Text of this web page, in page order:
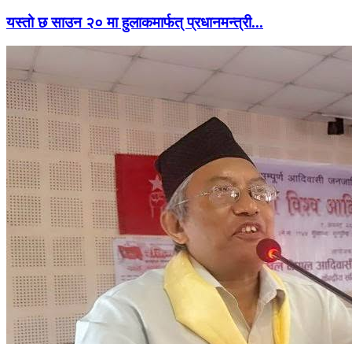
यस्तो छ साउन २० मा हुलाकमार्फत् प्रधानमन्त्री...